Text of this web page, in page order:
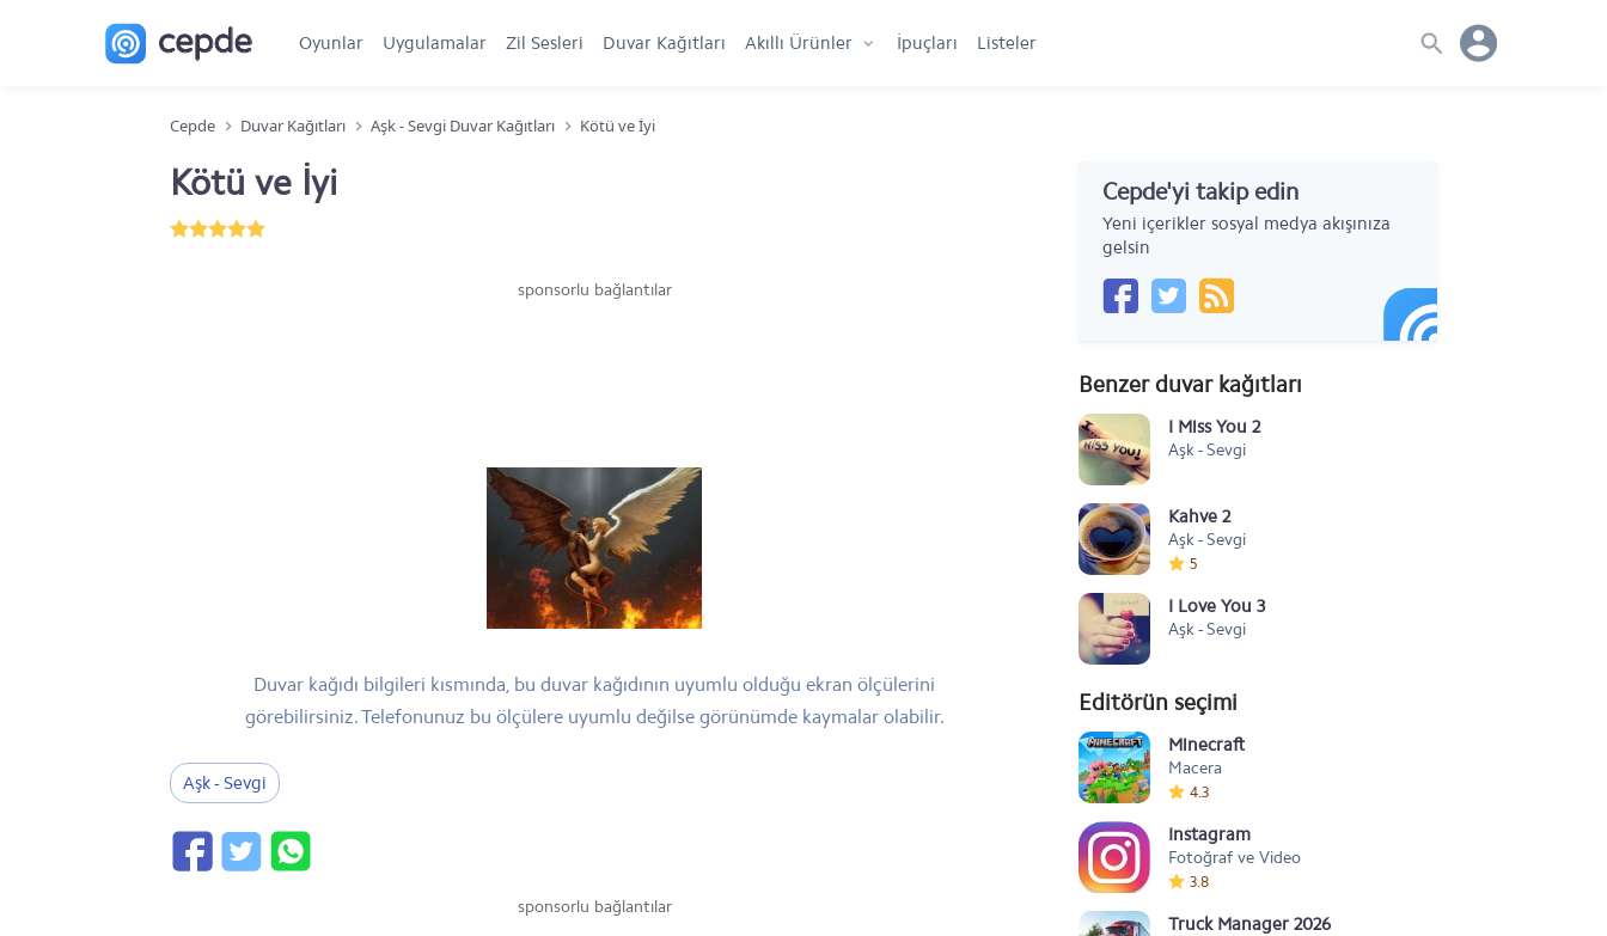
Oyunlar Uygulamalar Zil Sesleri Duvar Kağıtları Akıllı Ürünler İpuçları Listeler
Cepde Duvar Kağıtları Aşk - Sevgi Duvar Kağıtları Kötü ve İyi
Kötü ve İyi
sponsorlu bağlantılar
Duvar kağıdı bilgileri kısmında, bu duvar kağıdının uyumlu olduğu ekran ölçülerini
görebilirsiniz. Telefonunuz bu ölçülere uyumlu değilse görünümde kaymalar olabilir.
Aşk - Sevgi
sponsorlu bağlantılar
Cepde'yi takip edin
Yeni içerikler sosyal medya akışınıza
gelsin
Benzer duvar kağıtları
I Miss You 2
Aşk - Sevgi
Kahve 2
Aşk - Sevgi
5
I Love You 3
Aşk - Sevgi
Editörün seçimi
Minecraft
Macera
4.3
Instagram
Fotoğraf ve Video
3.8
Truck Manager 2026